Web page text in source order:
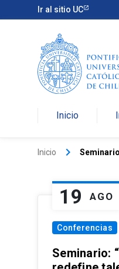
Ir al sitio UC
Inicio
Inicio keyboard_arrow_right
19 AGO
Conferencias
Seminario: